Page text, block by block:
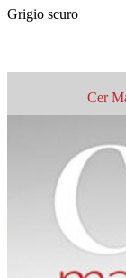
Grigio scuro
Cer